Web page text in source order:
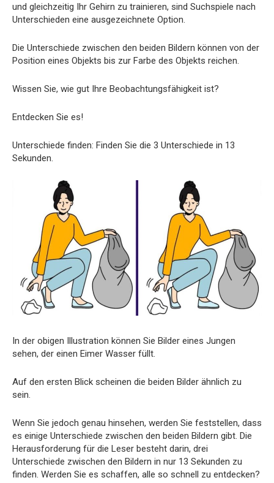
und gleichzeitig Ihr Gehirn zu trainieren, sind Suchspiele nach
Unterschieden eine ausgezeichnete Option.
Die Unterschiede zwischen den beiden Bildern können von der
Position eines Objekts bis zur Farbe des Objekts reichen.
Wissen Sie, wie gut Ihre Beobachtungsfähigkeit ist?
Entdecken Sie es!
Unterschiede finden: Finden Sie die 3 Unterschiede in 13
Sekunden.
In der obigen Illustration können Sie Bilder eines Jungen
sehen, der einen Eimer Wasser füllt.
Auf den ersten Blick scheinen die beiden Bilder ähnlich zu
sein.
Wenn Sie jedoch genau hinsehen, werden Sie feststellen, dass
es einige Unterschiede zwischen den beiden Bildern gibt. Die
Herausforderung für die Leser besteht darin, drei
Unterschiede zwischen den Bildern in nur 13 Sekunden zu
finden. Werden Sie es schaffen, alle so schnell zu entdecken?